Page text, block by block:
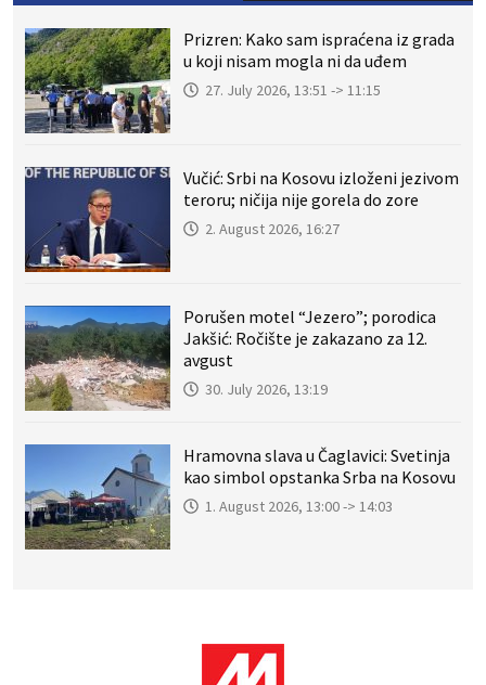
Prizren: Kako sam ispraćena iz grada
u koji nisam mogla ni da uđem
27. July 2026, 13:51 -> 11:15
Vučić: Srbi na Kosovu izloženi jezivom
teroru; ničija nije gorela do zore
2. August 2026, 16:27
Porušen motel “Jezero”; porodica
Jakšić: Ročište je zakazano za 12.
avgust
30. July 2026, 13:19
Hramovna slava u Čaglavici: Svetinja
kao simbol opstanka Srba na Kosovu
1. August 2026, 13:00 -> 14:03